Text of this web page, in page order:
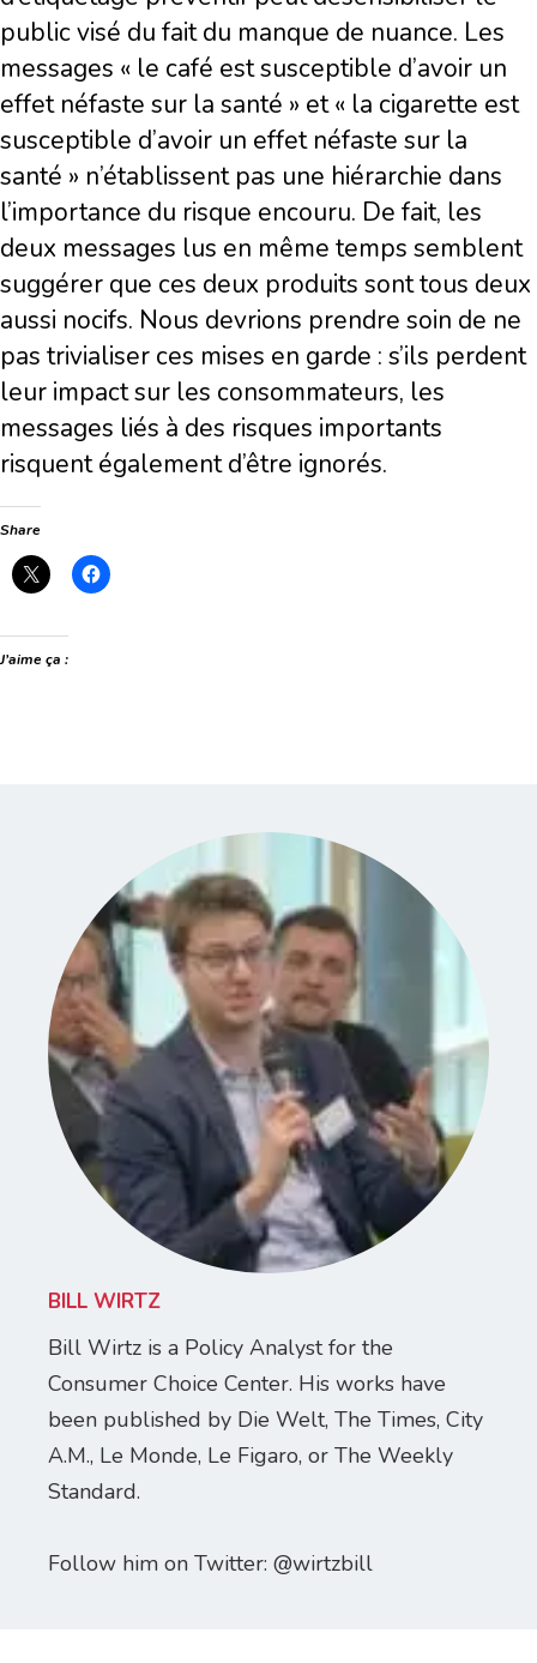
public visé du fait du manque de nuance. Les
messages « le café est susceptible d’avoir un
effet néfaste sur la santé » et « la cigarette est
susceptible d’avoir un effet néfaste sur la
santé » n’établissent pas une hiérarchie dans
l’importance du risque encouru. De fait, les
deux messages lus en même temps semblent
suggérer que ces deux produits sont tous deux
aussi nocifs. Nous devrions prendre soin de ne
pas trivialiser ces mises en garde : s’ils perdent
leur impact sur les consommateurs, les
messages liés à des risques importants
risquent également d’être ignorés.
Share
J’aime ça :
BILL WIRTZ
Bill Wirtz is a Policy Analyst for the
Consumer Choice Center. His works have
been published by Die Welt, The Times, City
A.M., Le Monde, Le Figaro, or The Weekly
Standard.
Follow him on Twitter: @wirtzbill